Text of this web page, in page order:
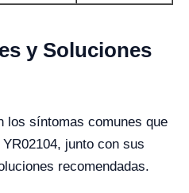
y Soluciones
los síntomas comunes que
junto con sus
recomendadas.